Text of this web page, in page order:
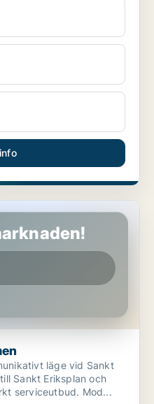
Sankt Eriksplan och
Fridhemsplan med ett utmärkt serviceutbud. Mod...